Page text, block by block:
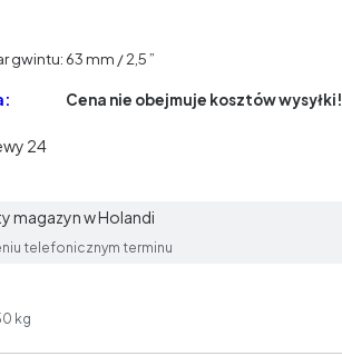
gwintu: 63 mm / 2,5 ”
Cena nie obejmuje kosztów wysyłki!
24
magazyn w Holandi
telefonicznym terminu
kg